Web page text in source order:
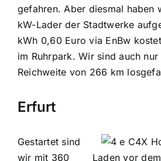
gefahren. Aber diesmal haben
kW-Lader der Stadtwerke
kWh 0,60 Euro via EnBw
im Ruhrpark. Wir sind auch
Reichweite von 266 km
Erfurt
Laden vor
Gestartet sind
wir mit 360